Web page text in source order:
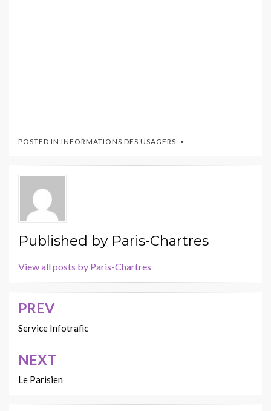
POSTED IN INFORMATIONS DES USAGERS
Published by Paris-Chartres
View all posts by Paris-Chartres
Navigation
de
l’article
PREV
Service Infotrafic
NEXT
Le Parisien